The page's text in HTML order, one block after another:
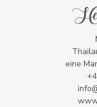
eine